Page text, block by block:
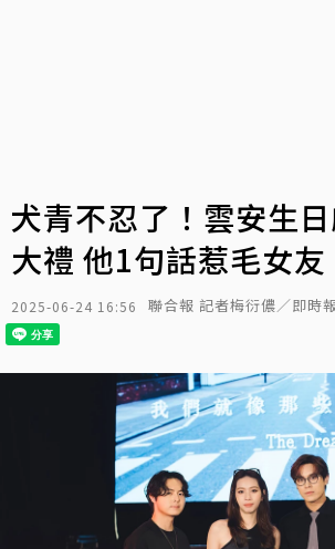
犬青不忍了！雲安生
大禮 他1句話惹毛女友
2025-06-24 16:56 聯合報 記者梅衍儂／即時